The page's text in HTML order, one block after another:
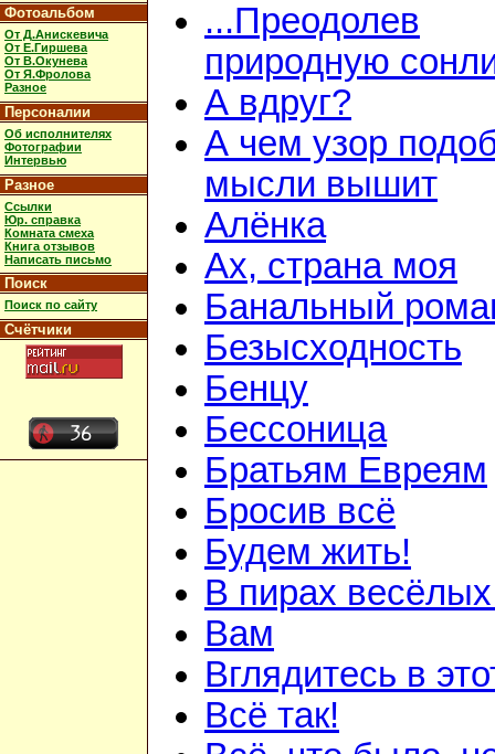
Фотоальбом
От Д.Анискевича
От Е.Гиршева
От В.Окунева
От Я.Фролова
Разное
Персоналии
Об исполнителях
Фотографии
Интервью
Разное
Ссылки
Юр. справка
Комната смеха
Книга отзывов
Написать письмо
Поиск
Поиск по сайту
Счётчики
...Преодолев
природную
А вдруг?
А чем узор
мысли вышит
Алёнка
Ах, страна моя
Банальный
Безысходность
Бенцу
Бессоница
Братьям Евреям
Бросив всё
Будем жить!
В пирах
Вам
Вглядитесь в
Всё так!